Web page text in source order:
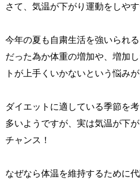
さて、気温が下がり運動をしや
今年の夏も自粛生活を強いられ
だった為か体重の増加や、増加
トが上手くいかないという悩みが
ダイエットに適している季節を
多いようですが、実は気温が下
チャンス！
なぜなら体温を維持するために